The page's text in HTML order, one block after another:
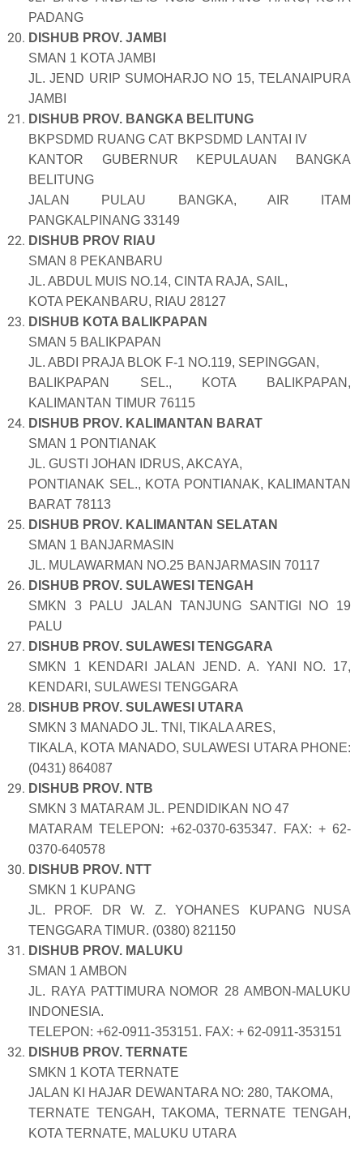
PADANG
DISHUB PROV. JAMBI
SMAN 1 KOTA JAMBI
JL. JEND URIP SUMOHARJO NO 15, TELANAIPURA
JAMBI
DISHUB PROV. BANGKA BELITUNG
BKPSDMD RUANG CAT BKPSDMD LANTAI IV
KANTOR GUBERNUR KEPULAUAN BANGKA
BELITUNG
JALAN PULAU BANGKA, AIR ITAM
PANGKALPINANG 33149
DISHUB PROV RIAU
SMAN 8 PEKANBARU
JL. ABDUL MUIS NO.14, CINTA RAJA, SAIL,
KOTA PEKANBARU, RIAU 28127
DISHUB KOTA BALIKPAPAN
SMAN 5 BALIKPAPAN
JL. ABDI PRAJA BLOK F-1 NO.119, SEPINGGAN,
BALIKPAPAN SEL., KOTA BALIKPAPAN,
KALIMANTAN TIMUR 76115
DISHUB PROV. KALIMANTAN BARAT
SMAN 1 PONTIANAK
JL. GUSTI JOHAN IDRUS, AKCAYA,
PONTIANAK SEL., KOTA PONTIANAK, KALIMANTAN
BARAT 78113
DISHUB PROV. KALIMANTAN SELATAN
SMAN 1 BANJARMASIN
JL. MULAWARMAN NO.25 BANJARMASIN 70117
DISHUB PROV. SULAWESI TENGAH
SMKN 3 PALU JALAN TANJUNG SANTIGI NO 19
PALU
DISHUB PROV. SULAWESI TENGGARA
SMKN 1 KENDARI JALAN JEND. A. YANI NO. 17,
KENDARI, SULAWESI TENGGARA
DISHUB PROV. SULAWESI UTARA
SMKN 3 MANADO JL. TNI, TIKALA ARES,
TIKALA, KOTA MANADO, SULAWESI UTARA PHONE:
(0431) 864087
DISHUB PROV. NTB
SMKN 3 MATARAM JL. PENDIDIKAN NO 47
MATARAM TELEPON: +62-0370-635347. FAX: + 62-
0370-640578
DISHUB PROV. NTT
SMKN 1 KUPANG
JL. PROF. DR W. Z. YOHANES KUPANG NUSA
TENGGARA TIMUR. (0380) 821150
DISHUB PROV. MALUKU
SMAN 1 AMBON
JL. RAYA PATTIMURA NOMOR 28 AMBON-MALUKU
INDONESIA.
TELEPON: +62-0911-353151. FAX: + 62-0911-353151
DISHUB PROV. TERNATE
SMKN 1 KOTA TERNATE
JALAN KI HAJAR DEWANTARA NO: 280, TAKOMA,
TERNATE TENGAH, TAKOMA, TERNATE TENGAH,
KOTA TERNATE, MALUKU UTARA